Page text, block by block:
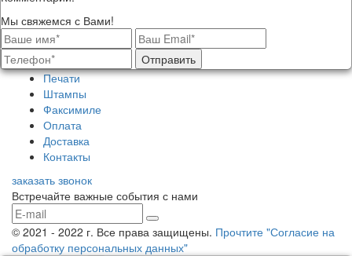
Мы свяжемся с Вами!
Отправить
Печати
Штампы
Факсимиле
Оплата
Доставка
Контакты
заказать звонок
Встречайте важные события с нами
© 2021 - 2022 г. Все права защищены. Прочтите "Согласие на
обработку персональных данных"